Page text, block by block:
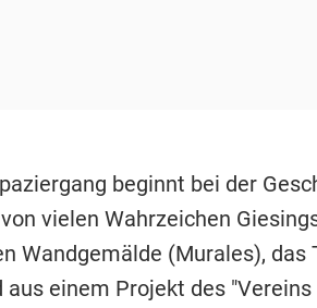
beginnt bei der
vielen Wahrzeichen
Wandgemälde (Murales), das
einem Projekt des "Vereins